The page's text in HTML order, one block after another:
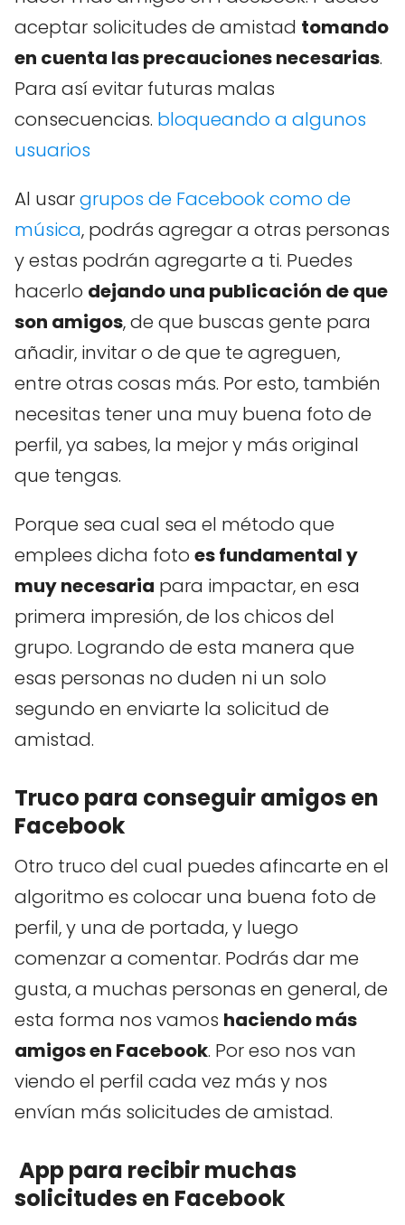
aceptar solicitudes de amistad tomando
en cuenta las precauciones necesarias.
Para así evitar futuras malas
consecuencias. bloqueando a algunos
usuarios
Al usargrupos de Facebook como de
música, podrás agregar a otras personas
y estas podrán agregarte a ti. Puedes
hacerlo dejando una publicación de que
son amigos, de que buscas gente para
añadir, invitar o de que te agreguen,
entre otras cosas más. Por esto, también
necesitas tener una muy buena foto de
perfil, ya sabes, la mejor y más original
que tengas.
Porque sea cual sea el método que
emplees dicha foto es fundamental y
muy necesaria para impactar, en esa
primera impresión, de los chicos del
grupo. Logrando de esta manera que
esas personas no duden ni un solo
segundo en enviarte la solicitud de
amistad.
Truco para conseguir amigos en
Facebook
Otro truco del cual puedes afincarte en el
algoritmo es colocar una buena foto de
perfil, y una de portada, y luego
comenzar a comentar. Podrás dar me
gusta, a muchas personas en general, de
esta forma nos vamos haciendo más
amigos en Facebook. Por eso nos van
viendo el perfil cada vez más y nos
envían más solicitudes de amistad.
App para recibir muchas
solicitudes en Facebook